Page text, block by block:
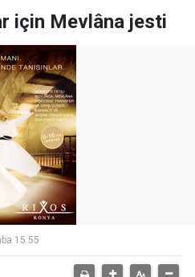
için Mevlâna jesti
15:55